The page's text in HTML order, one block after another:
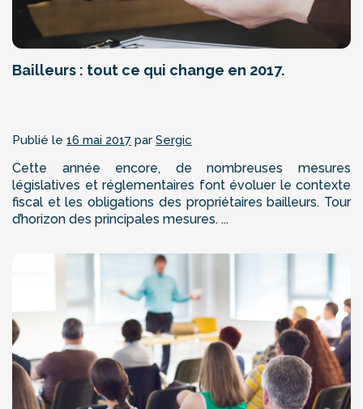
Bailleurs : tout ce qui change en 2017.
Publié le 16 mai 2017 par Sergic
Cette année encore, de nombreuses mesures
législatives et réglementaires font évoluer le contexte
fiscal et les obligations des propriétaires bailleurs. Tour
d’horizon des principales mesures. ...